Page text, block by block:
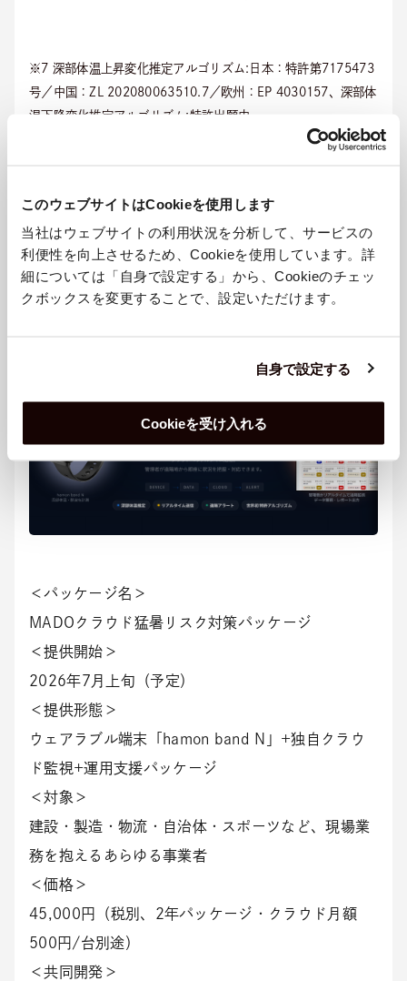
このウェブサイトはCookieを使用します
当社はウェブサイトの利用状況を分析して、サービスの
利便性を向上させるため、Cookieを使用しています。詳
細については「自身で設定する」から、Cookieのチェッ
クボックスを変更することで、設定いただけます。
自身で設定する
Cookieを受け入れる
※7 深部体温上昇変化推定アルゴリズム:日本：特許第7175473
号／中国：ZL 202080063510.7／欧州：EP 4030157、深部体
温下降変化推定アルゴリズム:特許出願中
※8 深部体温は脳や臓器の機能を守るため一定に保たれる性質を
パッケージ概要
＜パッケージ名＞
MADOクラウド猛暑リスク対策パッケージ
＜提供開始＞
2026年7月上旬（予定）
＜提供形態＞
ウェアラブル端末「hamon band N」+独自クラウ
ド監視+運用支援パッケージ
＜対象＞
建設・製造・物流・自治体・スポーツなど、現場業
務を抱えるあらゆる事業者
＜価格＞
45,000円（税別、2年パッケージ・クラウド月額
500円/台別途）
＜共同開発＞